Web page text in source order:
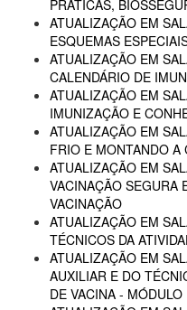
PRÁTICAS,
ATUALIZAÇÃO EM
ESQUEMAS
ATUALIZAÇÃO EM
CALENDÁRIO DE
ATUALIZAÇÃO EM
IMUNIZAÇÃO E
ATUALIZAÇÃO EM
FRIO E MONTANDO A
ATUALIZAÇÃO EM
VACINAÇÃO SEGURA
VACINAÇÃO
ATUALIZAÇÃO EM
TÉCNICOS DA
ATUALIZAÇÃO EM
AUXILIAR E DO
DE VACINA - MÓDULO